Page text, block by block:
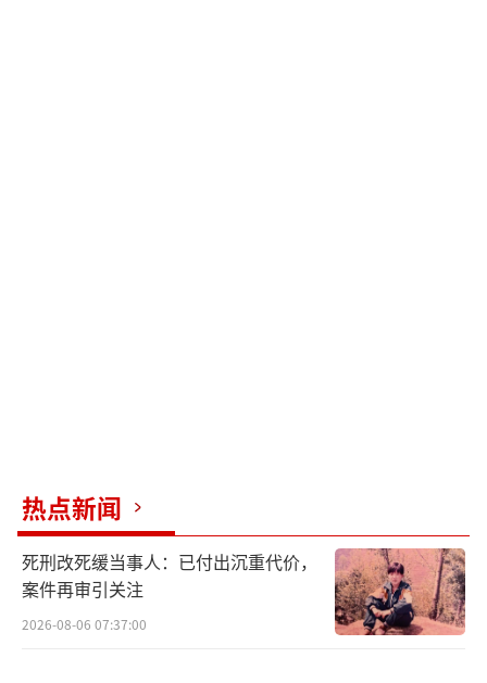
热点新闻
死刑改死缓当事人：已付出沉重代价，
案件再审引关注
2026-08-06 07:37:00